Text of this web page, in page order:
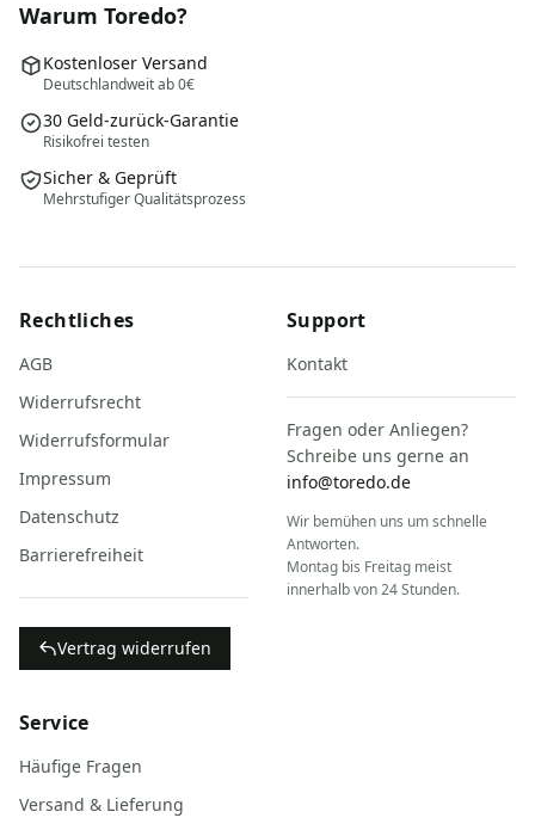
Warum Toredo?
Kostenloser Versand
Deutschlandweit ab 0€
30 Geld-zurück-Garantie
Risikofrei testen
Sicher & Geprüft
Mehrstufiger Qualitätsprozess
Rechtliches
AGB
Widerrufsrecht
Widerrufsformular
Impressum
Datenschutz
Barrierefreiheit
Vertrag widerrufen
Support
Kontakt
Fragen oder Anliegen?
Schreibe uns gerne an
info@toredo.de
Wir bemühen uns um schnelle
Antworten.
Montag bis Freitag meist
innerhalb von 24 Stunden.
Service
Häufige Fragen
Versand & Lieferung